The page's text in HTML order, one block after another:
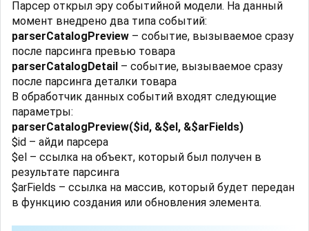
Парсер открыл эру событийной модели. На данный
момент внедрено два типа событий:
parserCatalogPreview – событие, вызываемое сразу
после парсинга превью товара
parserCatalogDetail – событие, вызываемое сразу
после парсинга деталки товара
В обработчик данных событий входят следующие
параметры:
parserCatalogPreview($id, &$el, &$arFields)
$id – айди парсера
$el – ссылка на объект, который был получен в
результате парсинга
$arFields – ссылка на массив, который будет передан
в функцию создания или обновления элемента.